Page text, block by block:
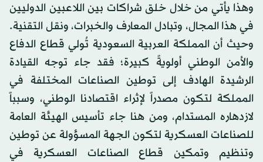
وهذا يأتي من خلال خلق شراكات بين اللاعبين الدوليين
في هذا المجال، وتبادل المعارف والخبرات، ونقل التقنية.
وحيث أن المملكة العربية السعودية تُولي قطاع الدفاع
والأمن الوطني أولويةً كبيرة؛ فقد جاء توجه القيادة
الرشيدة الهادف إلى توطين الصناعات المختلفة في
المملكة لتكون مصدراً لإثراء اقتصادنا الوطني، وسبباً
لازدهاره المستدام، ومن هنا جاء تأسيس الهيئة العامة
للصناعات العسكرية لتكون الجهة المسؤولة عن توطين
وتنظيم وتمكين قطاع الصناعات العسكرية في